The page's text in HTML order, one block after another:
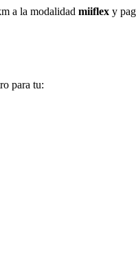
a la modalidad miiflex y
para tu: